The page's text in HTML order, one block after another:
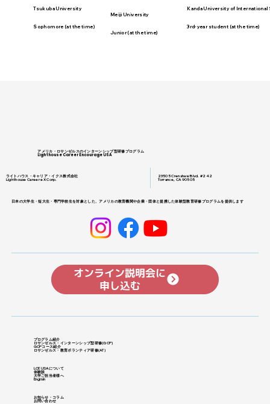
Tsukuba University
Sophomore (at the time)
Meiji University
Junior (at the time)
Kanda University of International
3rd-year student (at the time)
アメリカ・ロサンゼルスのインターンシップ型研修プログラム
Lighthouse Career Encourage USA
ライトハウス・キャリア・イクス株式会社
Lighthouse Career eX Corp.
23505 Crenshaw Blvd. #242
Torrance, CA 90505
日本の大学生・短大生・専門学校生を対象とした、アメリカの教育機関や企業・団体と提携した体験型教育研修プログラムを提供します
オンライン説明会に
申し込む
プログラム紹介
ロサンゼルス・インターンシップ型研修​(GCP)
GCPコース紹介
ロサンゼルス・教育ボランティア研修(AT)
LCE USAについて
体験談
大学ご担当者様へ
English
お知らせ・コラム
お問い合わせ